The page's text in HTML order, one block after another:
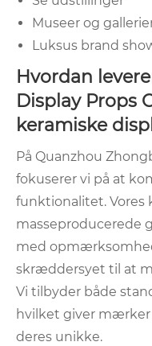
Museer og
Luksus brand
Hvordan
Display Props
keramiske
På Quanzhou
fokuserer vi på at
funktionalitet. Vores
masseproducerede
med
skræddersyet til at
Vi tilbyder både
hvilket giver
deres unikke.